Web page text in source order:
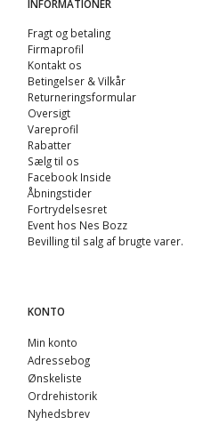
INFORMATIONER
Fragt og betaling
Firmaprofil
Kontakt os
Betingelser & Vilkår
Returneringsformular
Oversigt
Vareprofil
Rabatter
Sælg til os
Facebook Inside
Åbningstider
Fortrydelsesret
Event hos Nes Bozz
Bevilling til salg af brugte varer.
KONTO
Min konto
Adressebog
Ønskeliste
Ordrehistorik
Nyhedsbrev